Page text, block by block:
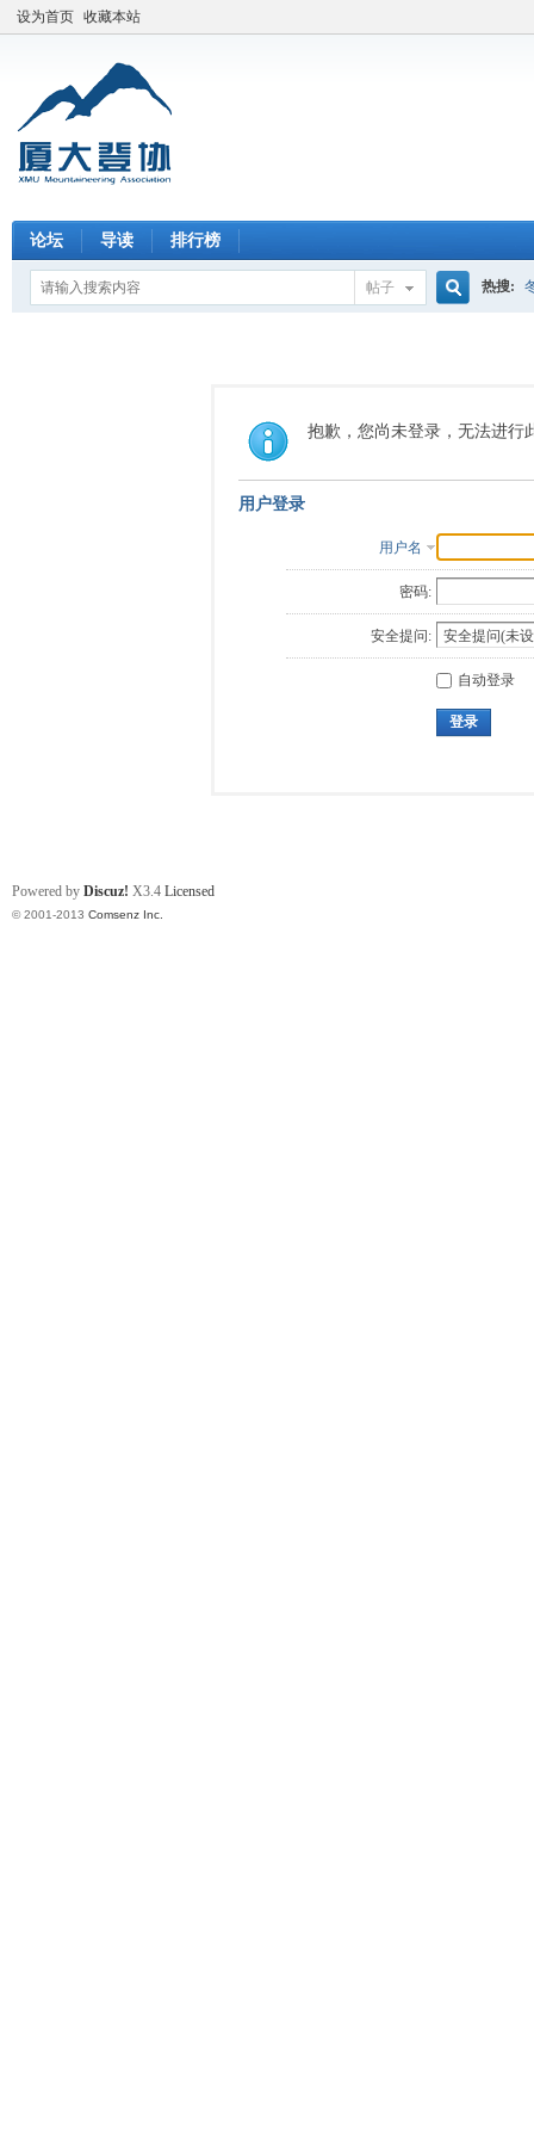
设为首页 收藏本站
论坛 导读 排行榜
帖子
索
热搜:
抱歉，您尚未登录，无法进行
用户登录
用户名
密码:
安全提问:
自动登录
登录
Powered by Discuz! X3.4 Licensed
© 2001-2013 Comsenz Inc.